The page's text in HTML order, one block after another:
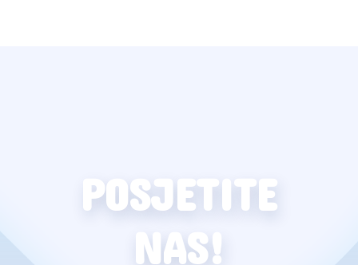
POSJETITE
NAS!